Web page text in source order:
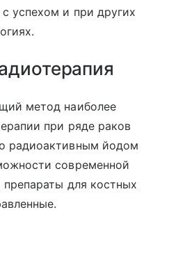
успехом и при других
метод наиболее
при ряде раков
радиоактивным йодом
современной
для костных